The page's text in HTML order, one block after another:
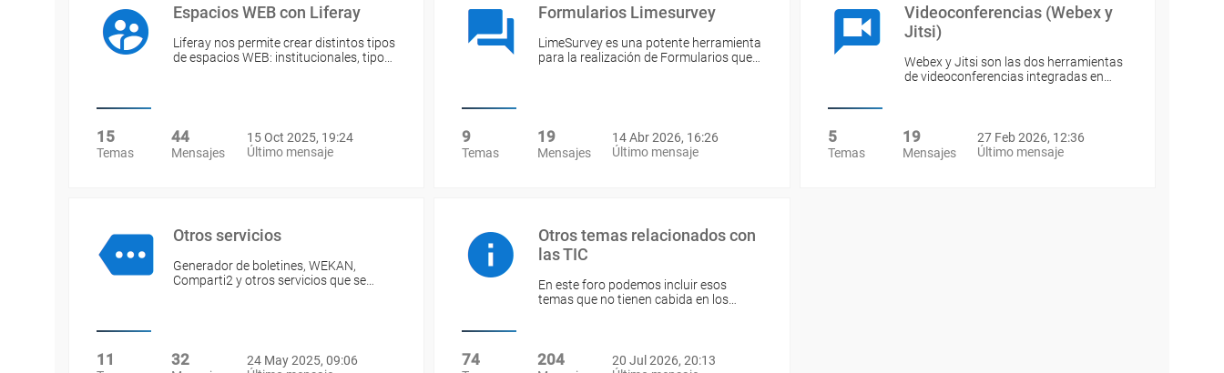
Espacios WEB con Liferay
Liferay nos permite crear distintos tipos
de espacios WEB: institucionales, tipo…
15
Temas
44
Mensajes
15 Oct 2025, 19:24
Último mensaje
Formularios Limesurvey
LimeSurvey es una potente herramienta
para la realización de Formularios que…
9
Temas
19
Mensajes
14 Abr 2026, 16:26
Último mensaje
Videoconferencias (Webex y
Jitsi)
Webex y Jitsi son las dos herramientas
de videoconferencias integradas en…
5
Temas
19
Mensajes
27 Feb 2026, 12:36
Último mensaje
Otros servicios
Generador de boletines, WEKAN,
Comparti2 y otros servicios que se…
11 32
24 May 2025, 09:06
Otros temas relacionados con
las TIC
En este foro podemos incluir esos
temas que no tienen cabida en los…
74 204
20 Jul 2026, 20:13